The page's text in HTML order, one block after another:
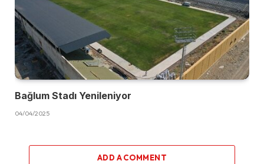
Bağlum Stadı Yenileniyor
04/04/2025
ADD A COMMENT